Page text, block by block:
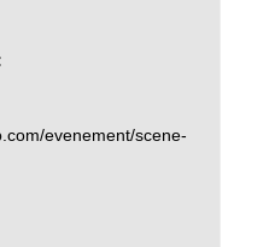
evenement/scene-